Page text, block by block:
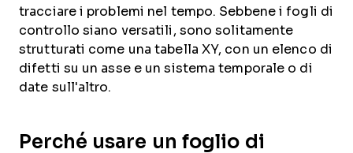
tracciare i problemi nel tempo. Sebbene i fogli di
controllo siano versatili, sono solitamente
strutturati come una tabella XY, con un elenco di
difetti su un asse e un sistema temporale o di
date sull'altro.
Perché usare un foglio di